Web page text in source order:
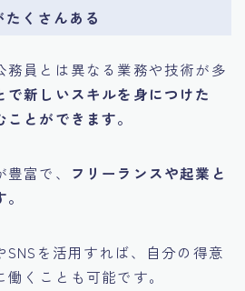
くさんある
務員とは異なる業務や技術が多
で新しいスキルを身につけた
とができます。
富で、 フリーランスや起業と
を活用すれば、自分の得意
くことも可能です。